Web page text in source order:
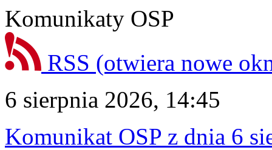
Komunikaty OSP
RSS (otwiera nowe
6 sierpnia 2026, 14:45
Komunikat OSP z dnia 6